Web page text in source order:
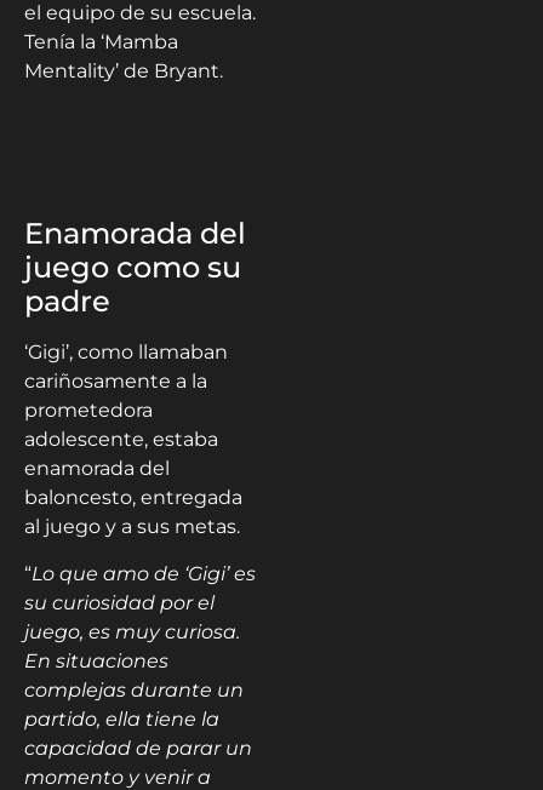
el equipo de su escuela.
Tenía la ‘Mamba
Mentality’ de Bryant.
Enamorada del
juego como su
padre
‘Gigi’, como llamaban
cariñosamente a la
prometedora
adolescente, estaba
enamorada del
baloncesto, entregada
al juego y a sus metas.
“Lo que amo de ‘Gigi’ es
su curiosidad por el
juego, es muy curiosa.
En situaciones
complejas durante un
partido, ella tiene la
capacidad de parar un
momento y venir a